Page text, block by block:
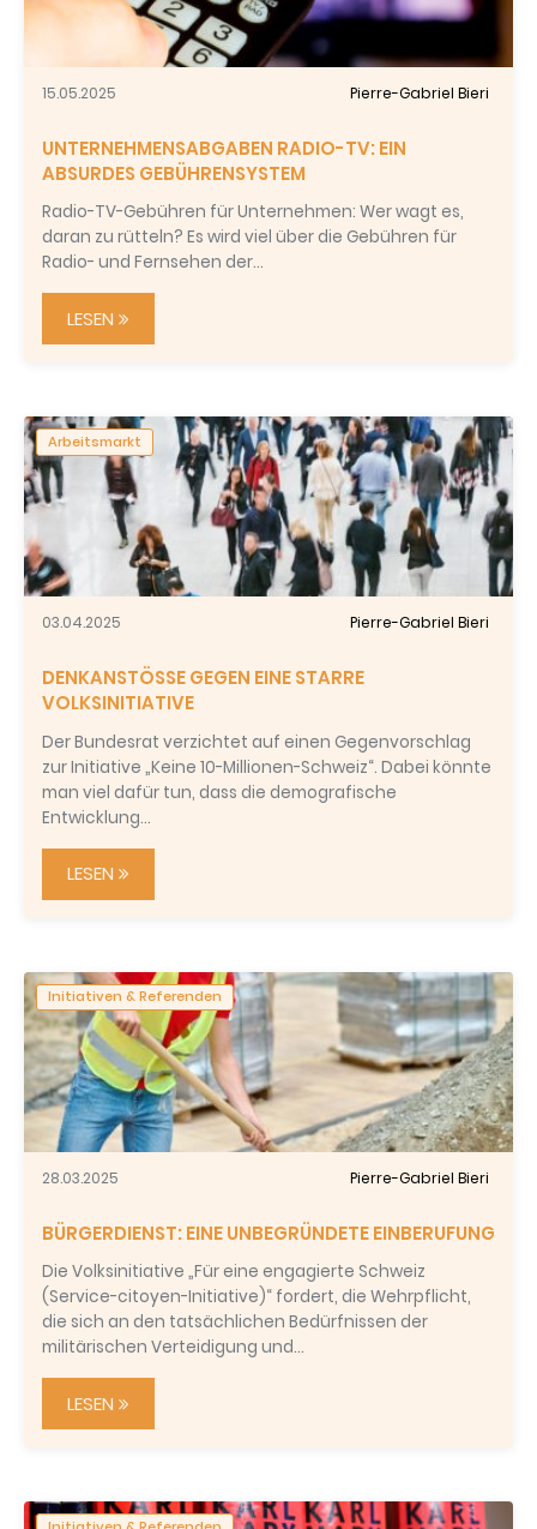
15.05.2025 Pierre-Gabriel Bieri
UNTERNEHMENSABGABEN RADIO-TV: EIN
ABSURDES GEBÜHRENSYSTEM
Radio-TV-Gebühren für Unternehmen: Wer wagt es,
daran zu rütteln? Es wird viel über die Gebühren für
Radio- und Fernsehen der…
LESEN
Arbeitsmarkt
03.04.2025 Pierre-Gabriel Bieri
DENKANSTÖSSE GEGEN EINE STARRE
VOLKSINITIATIVE
Der Bundesrat verzichtet auf einen Gegenvorschlag
zur Initiative „Keine 10-Millionen-Schweiz“. Dabei könnte
man viel dafür tun, dass die demografische
Entwicklung…
LESEN
Initiativen & Referenden
28.03.2025 Pierre-Gabriel Bieri
BÜRGERDIENST: EINE UNBEGRÜNDETE EINBERUFUNG
Die Volksinitiative „Für eine engagierte Schweiz
(Service-citoyen-Initiative)“ fordert, die Wehrpflicht,
die sich an den tatsächlichen Bedürfnissen der
militärischen Verteidigung und…
LESEN